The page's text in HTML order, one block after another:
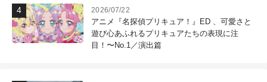
2026/07/22
アニメ『名探偵プリキュア！』ED 、可愛さと
遊び心あふれるプリキュアたちの表現に注
目！〜No.1／演出篇